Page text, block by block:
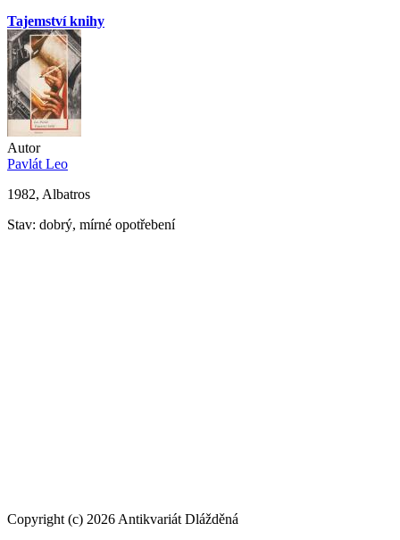
Tajemství knihy
Autor
Pavlát Leo
1982, Albatros
Stav: dobrý, mírné opotřebení
Copyright (c) 2026 Antikvariát Dlážděná